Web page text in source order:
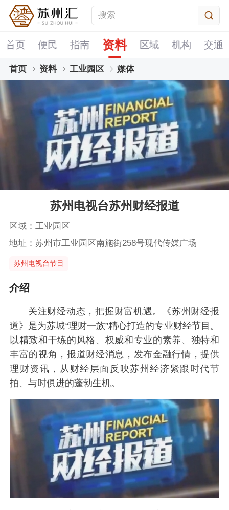
首页 便民 指南 资料 区域 机构 交通
首页 资料 工业园区 媒体
苏州电视台苏州财经报道
区域：工业园区
地址：苏州市工业园区南施街258号现代传媒广场
苏州电视台节目
介绍
关注财经动态，把握财富机遇。《苏州财经报
道》是为苏城“理财一族”精心打造的专业财经节目。
以精致和干练的风格、权威和专业的素养、独特和
丰富的视角，报道财经消息，发布金融行情，提供
理财资讯，从财经层面反映苏州经济紧跟时代节
拍、与时俱进的蓬勃生机。